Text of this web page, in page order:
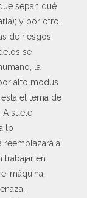
sepan qué
y por otro,
de riesgos,
se
la
alto modus
el tema de
suele
lo
al
trabajar en
máquina,